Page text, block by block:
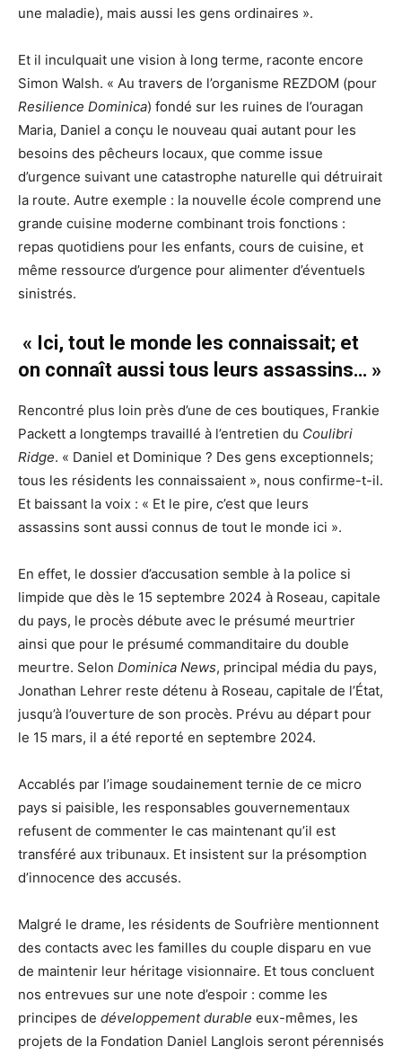
une maladie), mais aussi les gens ordinaires ».
Et il inculquait une vision à long terme, raconte encore
Simon Walsh. « Au travers de l’organisme REZDOM (pour
Resilience Dominica) fondé sur les ruines de l’ouragan
Maria, Daniel a conçu le nouveau quai autant pour les
besoins des pêcheurs locaux, que comme issue
d’urgence suivant une catastrophe naturelle qui détruirait
la route. Autre exemple : la nouvelle école comprend une
grande cuisine moderne combinant trois fonctions :
repas quotidiens pour les enfants, cours de cuisine, et
même ressource d’urgence pour alimenter d’éventuels
sinistrés.
« Ici, tout le monde les connaissait; et
on connaît aussi tous leurs assassins… »
Rencontré plus loin près d’une de ces boutiques, Frankie
Packett a longtemps travaillé à l’entretien du Coulibri
Ridge. « Daniel et Dominique ? Des gens exceptionnels;
tous les résidents les connaissaient », nous confirme-t-il.
Et baissant la voix : « Et le pire, c’est que leurs
assassins sont aussi connus de tout le monde ici ».
En effet, le dossier d’accusation semble à la police si
limpide que dès le 15 septembre 2024 à Roseau, capitale
du pays, le procès débute avec le présumé meurtrier
ainsi que pour le présumé commanditaire du double
meurtre. Selon Dominica News, principal média du pays,
Jonathan Lehrer reste détenu à Roseau, capitale de l’État,
jusqu’à l’ouverture de son procès. Prévu au départ pour
le 15 mars, il a été reporté en septembre 2024.
Accablés par l’image soudainement ternie de ce micro
pays si paisible, les responsables gouvernementaux
refusent de commenter le cas maintenant qu’il est
transféré aux tribunaux. Et insistent sur la présomption
d’innocence des accusés.
Malgré le drame, les résidents de Soufrière mentionnent
des contacts avec les familles du couple disparu en vue
de maintenir leur héritage visionnaire. Et tous concluent
nos entrevues sur une note d’espoir : comme les
principes de développement durable eux-mêmes, les
projets de la Fondation Daniel Langlois seront pérennisés